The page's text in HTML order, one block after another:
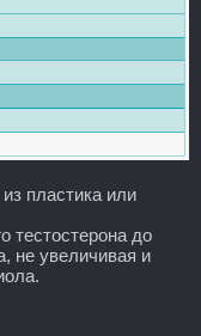
пластика или
тестостерона до
не увеличивая и